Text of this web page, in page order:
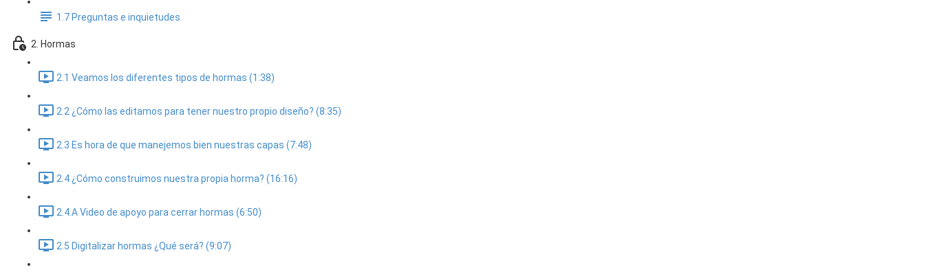
1.7 Preguntas e inquietudes
2. Hormas
2.1 Veamos los diferentes tipos de hormas (1:38)
2.2 ¿Cómo las editamos para tener nuestro propio diseño? (8:35)
2.3 Es hora de que manejemos bien nuestras capas (7:48)
2.4 ¿Cómo construimos nuestra propia horma? (16:16)
2.4.A Video de apoyo para cerrar hormas (6:50)
2.5 Digitalizar hormas ¿Qué será? (9:07)